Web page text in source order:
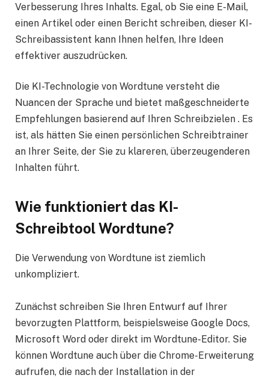
Verbesserung Ihres Inhalts. Egal, ob Sie eine E-Mail,
einen Artikel oder einen Bericht schreiben, dieser KI-
Schreibassistent kann Ihnen helfen, Ihre Ideen
effektiver auszudrücken.
Die KI-Technologie von Wordtune versteht die
Nuancen der Sprache und bietet maßgeschneiderte
Empfehlungen basierend auf Ihren Schreibzielen . Es
ist, als hätten Sie einen persönlichen Schreibtrainer
an Ihrer Seite, der Sie zu klareren, überzeugenderen
Inhalten führt.
Wie funktioniert das KI-
Schreibtool Wordtune?
Die Verwendung von Wordtune ist ziemlich
unkompliziert.
Zunächst schreiben Sie Ihren Entwurf auf Ihrer
bevorzugten Plattform, beispielsweise Google Docs,
Microsoft Word oder direkt im Wordtune-Editor. Sie
können Wordtune auch über die Chrome-Erweiterung
aufrufen, die nach der Installation in der